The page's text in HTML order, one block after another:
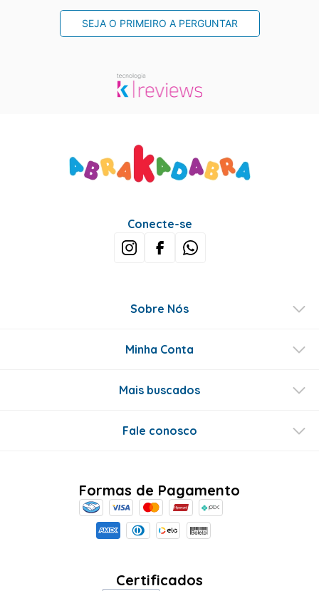
SEJA O PRIMEIRO A PERGUNTAR
Conecte-se
Sobre Nós
Minha Conta
Mais buscados
Fale conosco
Formas de Pagamento
Certificados